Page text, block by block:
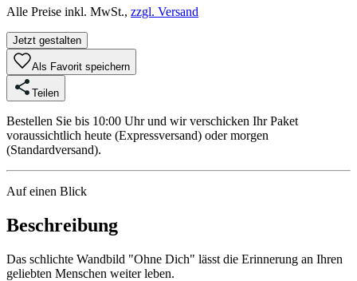
Alle Preise inkl. MwSt., zzgl. Versand
Jetzt gestalten
Als Favorit speichern
Teilen
Bestellen Sie bis 10:00 Uhr und wir verschicken Ihr Paket
voraussichtlich heute (Expressversand) oder morgen
(Standardversand).
Auf einen Blick
Beschreibung
Das schlichte Wandbild "Ohne Dich" lässt die Erinnerung an Ihren
geliebten Menschen weiter leben.